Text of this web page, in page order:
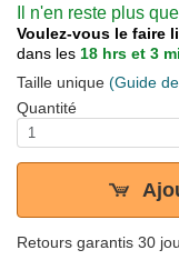
Il n'en reste plus
Voulez-vous le faire
dans les 18 hrs et 3
Taille unique (Guide
Quantité
Retours garantis 30